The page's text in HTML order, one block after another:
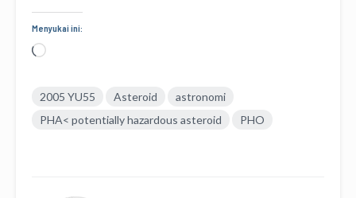
Menyukai ini:
Memuat...
2005 YU55 Asteroid
astronomi
PHA< potentially hazardous asteroid
PHO